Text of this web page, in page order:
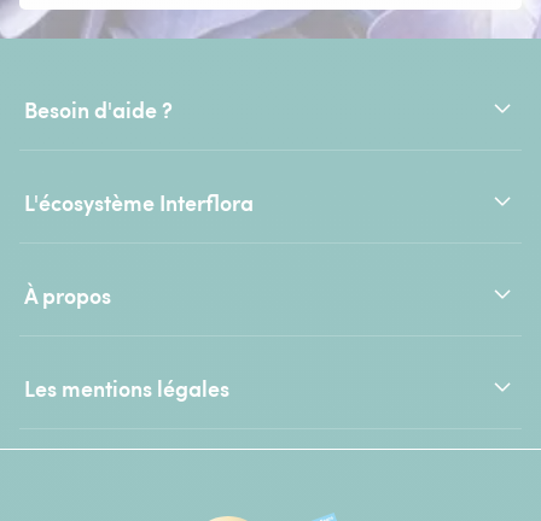
Besoin d'aide ?
L'écosystème Interflora
À propos
Les mentions légales